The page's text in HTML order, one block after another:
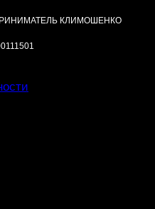
КЛИМОШЕНКО